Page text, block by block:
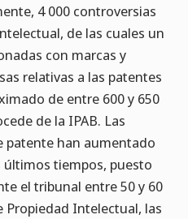
4 000 controversias
de las cuales un
con marcas y
relativas a las patentes
de entre 600 y 650
de la IPAB. Las
patente han aumentado
tiempos, puesto
el tribunal entre 50 y 60
Propiedad Intelectual, las